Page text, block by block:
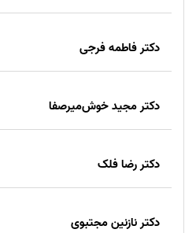
دکتر فاطمه فرجی
دکتر مجید خوش‌میرصفا
دکتر رضا فلک
دکتر نازنین مجتبوی